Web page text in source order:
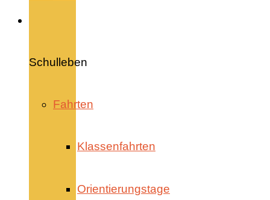
Schulleben
Fahrten
Klassenfahrten
Orientierungstage